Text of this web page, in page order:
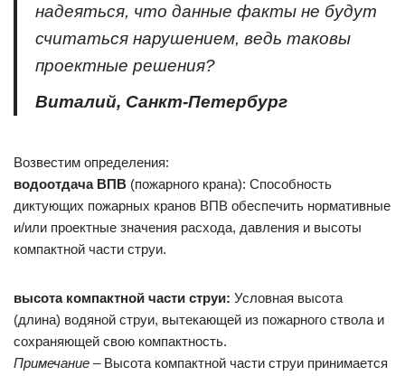
надеяться, что данные факты не будут
считаться нарушением, ведь таковы
проектные решения?
Виталий, Санкт-Петербург
Возвестим определения:
водоотдача ВПВ (пожарного крана): Способность
диктующих пожарных кранов ВПВ обеспечить нормативные
и/или проектные значения расхода, давления и высоты
компактной части струи.
высота компактной части струи: Условная высота
(длина) водяной струи, вытекающей из пожарного ствола и
сохраняющей свою компактность.
Примечание – Высота компактной части струи принимается